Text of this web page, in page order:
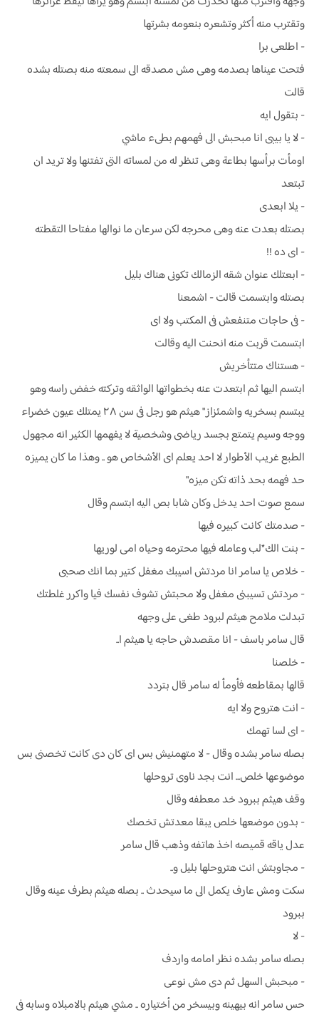
وتقترب منه أكثر وتشعره بنعومه بشرتها
- اطلعى برا
فتحت عيناها بصدمه وهى مش مصدقه الى سمعته منه بصتله بشده
قالت
- بتقول ايه
- لا يا بيبى انا مبحبش الى فهمهم بطىء ماشي
اومأت برأسها بطاعة وهى تنظر له من لمساته التى تفتنها ولا تريد ان
تبتعد
- يلا ابعدى
بصتله بعدت عنه وهى محرجه لكن سرعان ما نوالها مفتاحا التقطته
- اى ده !!
- ابعتلك عنوان شقه الزمالك تكونى هناك بليل
بصتله وابتسمت قالت - اشمعنا
- فى حاجات متنفعش فى المكتب ولا اى
ابتسمت قربت منه انحنت اليه وقالت
- هستناك متتأخريش
ابتسم اليها ثم ابتعدت عنه بخطواتها الواثقه وتركته خفض راسه وهو
يبتسم بسخريه واشمئزاز " هيثم هو رجل فى سن ٢٨ يمتلك عيون خضراء
ووجه وسيم يتمتع بجسد رياضى وشخصية لا يفهمها الكثير انه مجهول
الطبع غريب الأطوار لا احد يعلم اى الأشخاص هو .. وهذا ما كان يميزه
حد فهمه بحد ذاته تكن ميزه"
سمع صوت احد يدخل وكان شابا بص اليه ابتسم وقال
- صدمتك كانت كبيره فيها
- بنت الك*لب وعامله فيها محترمه وحياه امى لوريها
- خلاص يا سامر انا مردتش اسيبك مغفل كتير بما انك صحبى
- مردتش تسيبنى مغفل ولا محبتش تشوف نفسك فيا واكرر غلطتك
تبدلت ملامح هيثم لبرود طغى على وجهه
قال سامر باسف - انا مقصدش حاجه يا هيثم ا..
- خلصنا
قالها بمقاطعه فأومأ له سامر قال بتردد
- انت هتروح ولا ايه
- اى لسا تهمك
بصله سامر بشده وقال - لا متهمنيش بس اى كان دى كانت تخصنى بس
موضوعها خلص... انت بجد ناوى تروحلها
وقف هيثم ببرود خد معطفه وقال
- بدون موضعها خلص يبقا معدتش تخصك
عدل ياقه قميصه اخذ هاتفه وذهب قال سامر
- مجاوبتش انت هتروحلها بليل و..
سكت ومش عارف يكمل الى ما سيحدث .. بصله هيثم بطرف عينه وقال
ببرود
- لا
بصله سامر بشده نظر امامه واردف
- مبحبش السهل ثم دى مش نوعى
حس سامر انه بيهينه وبيسخر من أختياره .. مشي هيثم بالامبلاه وسابه فى